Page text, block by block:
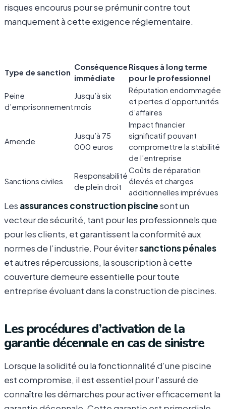
risques encourus pour se prémunir contre tout
manquement à cette exigence réglementaire.
Type de sanction
Conséquence
immédiate
Risques à long terme
pour le professionnel
Peine
d’emprisonnement
Jusqu’à six
mois
Réputation endommagée
et pertes d’opportunités
d’affaires
Amende
Jusqu’à 75
000 euros
Impact financier
significatif pouvant
compromettre la stabilité
de l’entreprise
Sanctions civiles
Responsabilité
de plein droit
Coûts de réparation
élevés et charges
additionnelles imprévues
Les assurances construction piscinesont un
vecteur de sécurité, tant pour les professionnels que
pour les clients, et garantissent la conformité aux
normes de l’industrie. Pour évitersanctions pénales
et autres répercussions, la souscription à cette
couverture demeure essentielle pour toute
entreprise évoluant dans la construction de piscines.
Les procédures d’activation de la
garantie décennale en cas de sinistre
Lorsque la solidité ou la fonctionnalité d’une piscine
est compromise, il est essentiel pour l’assuré de
connaître les démarches pour activer efficacement la